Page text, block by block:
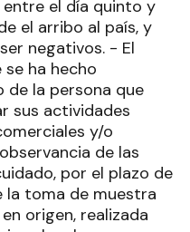
entre el día quinto y
el arribo al país, y
negativos. - El
ha hecho
de la persona que
sus actividades
y/o
de las
por el plazo de
la toma de muestra
origen, realizada